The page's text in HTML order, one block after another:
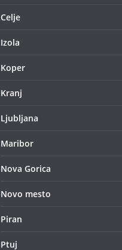
Celje
Izola
Koper
Kranj
Ljubljana
Maribor
Nova Gorica
Novo mesto
Piran
Ptuj